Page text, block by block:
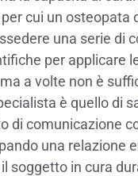
cui un osteopata
una serie di
per applicare
a volte non è
è quello di
di comunicazione
una relazione
soggetto in cura